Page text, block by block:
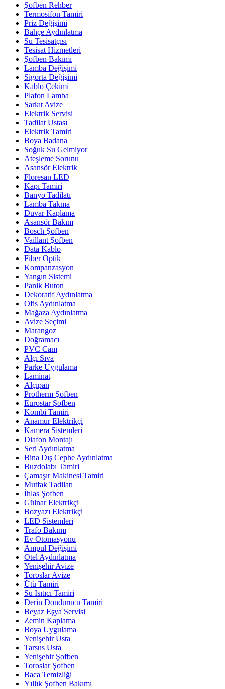
Şofben Rehber
Termosifon Tamiri
Priz Değişimi
Bahçe Aydınlatma
Su Tesisatçısı
Tesisat Hizmetleri
Şofben Bakımı
Lamba Değişimi
Sigorta Değişimi
Kablo Çekimi
Plafon Lamba
Sarkıt Avize
Elektrik Servisi
Tadilat Ustası
Elektrik Tamiri
Boya Badana
Soğuk Su Gelmiyor
Ateşleme Sorunu
Asansör Elektrik
Floresan LED
Kapı Tamiri
Banyo Tadilatı
Lamba Takma
Duvar Kaplama
Asansör Bakım
Bosch Şofben
Vaillant Şofben
Data Kablo
Fiber Optik
Kompanzasyon
Yangın Sistemi
Panik Buton
Dekoratif Aydınlatma
Ofis Aydınlatma
Mağaza Aydınlatma
Avize Seçimi
Marangoz
Doğramacı
PVC Cam
Alçı Sıva
Parke Uygulama
Laminat
Alçıpan
Protherm Şofben
Eurostar Şofben
Kombi Tamiri
Anamur Elektrikçi
Kamera Sistemleri
Diafon Montajı
Seri Aydınlatma
Bina Dış Cephe Aydınlatma
Buzdolabı Tamiri
Çamaşır Makinesi Tamiri
Mutfak Tadilatı
İhlas Şofben
Gülnar Elektrikçi
Bozyazı Elektrikçi
LED Sistemleri
Trafo Bakımı
Ev Otomasyonu
Ampul Değişimi
Otel Aydınlatma
Yenişehir Avize
Toroslar Avize
Ütü Tamiri
Su Isıtıcı Tamiri
Derin Dondurucu Tamiri
Beyaz Eşya Servisi
Zemin Kaplama
Boya Uygulama
Yenişehir Usta
Tarsus Usta
Yenişehir Şofben
Toroslar Şofben
Baca Temizliği
Yıllık Şofben Bakımı